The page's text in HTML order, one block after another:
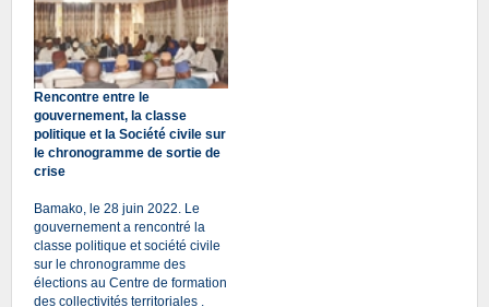
Rencontre entre le
gouvernement, la classe
politique et la Société civile sur
le chronogramme de sortie de
crise
Bamako, le 28 juin 2022. Le
gouvernement a rencontré la
classe politique et société civile
sur le chronogramme des
élections au Centre de formation
des collectivités territoriales .